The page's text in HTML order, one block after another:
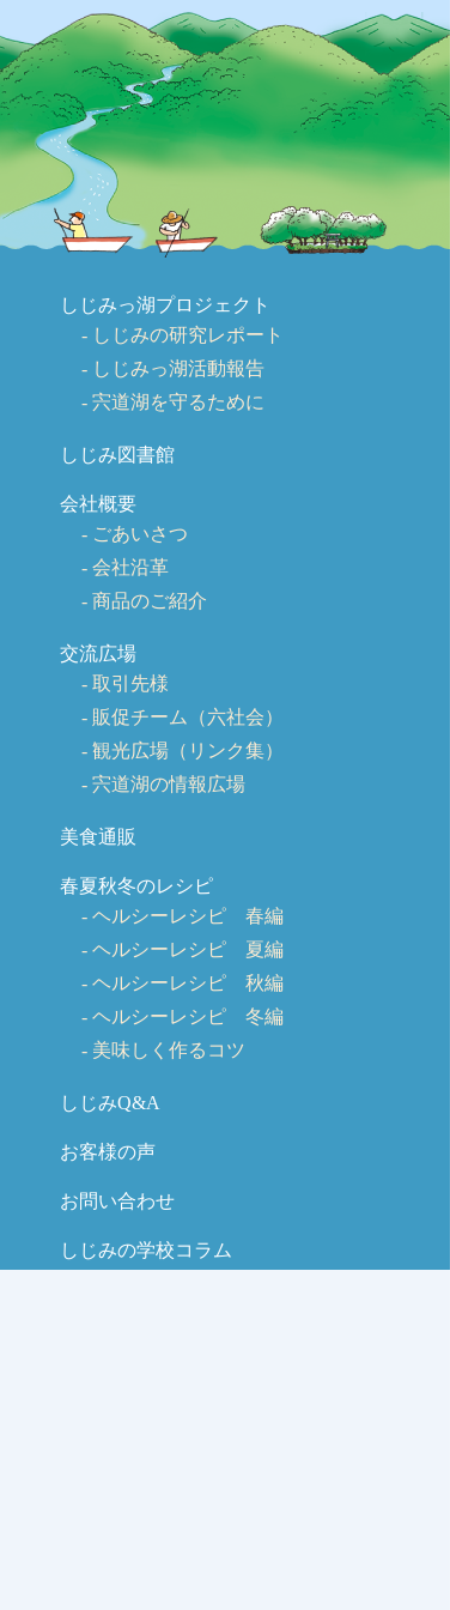
しじみっ湖プロジェクト
しじみの研究レポート
しじみっ湖活動報告
宍道湖を守るために
しじみ図書館
会社概要
ごあいさつ
会社沿革
商品のご紹介
交流広場
取引先様
販促チーム（六社会）
観光広場（リンク集）
宍道湖の情報広場
美食通販
春夏秋冬のレシピ
ヘルシーレシピ 春編
ヘルシーレシピ 夏編
ヘルシーレシピ 秋編
ヘルシーレシピ 冬編
美味しく作るコツ
しじみQ&A
お客様の声
お問い合わせ
しじみの学校コラム